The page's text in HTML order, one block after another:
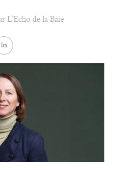
L'Echo de la Baie